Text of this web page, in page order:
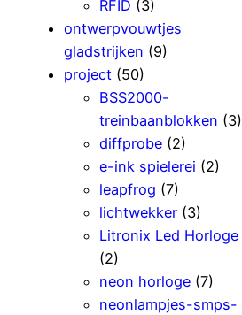
RFID (3)
ontwerpvouwtjes
gladstrijken (9)
project (50)
BSS2000-
treinbaanblokken (3)
diffprobe (2)
e-ink spielerei (2)
leapfrog (7)
lichtwekker (3)
Litronix Led Horloge
(2)
neon horloge (7)
neonlampjes-smps-